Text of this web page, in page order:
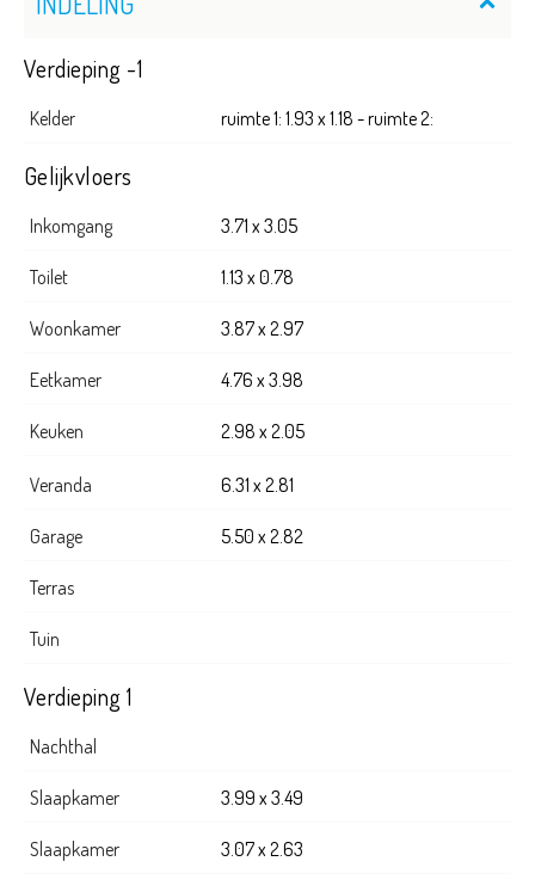
Verdieping -1
Kelder ruimte 1: 1.93 x 1.18 - ruimte 2:
Gelijkvloers
Inkomgang 3.71 x 3.05
Toilet 1.13 x 0.78
Woonkamer 3.87 x 2.97
Eetkamer 4.76 x 3.98
Keuken 2.98 x 2.05
Veranda 6.31 x 2.81
Garage 5.50 x 2.82
Terras
Tuin
Verdieping 1
Nachthal
Slaapkamer 3.99 x 3.49
Slaapkamer 3.07 x 2.63